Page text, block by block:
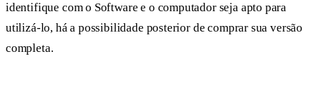
identifique com o Software e o computador seja apto para
utilizá-lo, há a possibilidade posterior de comprar sua versão
completa.